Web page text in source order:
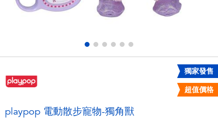
戶外及運動用品
派對用品
Disney Frozen迪士尼冰雪奇緣
NERF熱火 獨家發售
超值價格
playpop 電動散步寵物-獨角獸